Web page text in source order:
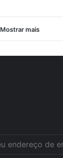
Mostrar mais